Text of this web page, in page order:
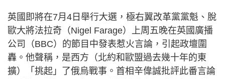
英國即將在7月4日舉行大選，極右翼改革黨黨魁、脫
歐大將法拉奇（Nigel Farage）上周五晚在英國廣播
公司（BBC）的節目中發表惹火言論，引起政壇圍
轟。他聲稱，是西方（北約和歐盟過去幾十年的東
擴）「挑起」了俄烏戰事。首相辛偉誠批評此番言論